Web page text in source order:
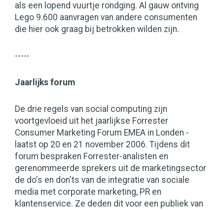
als een lopend vuurtje rondging. Al gauw ontving
Lego 9.600 aanvragen van andere consumenten
die hier ook graag bij betrokken wilden zijn.
-----
Jaarlijks forum
De drie regels van social computing zijn
voortgevloeid uit het jaarlijkse Forrester
Consumer Marketing Forum EMEA in Londen -
laatst op 20 en 21 november 2006. Tijdens dit
forum bespraken Forrester-analisten en
gerenommeerde sprekers uit de marketingsector
de do's en don'ts van de integratie van sociale
media met corporate marketing, PR en
klantenservice. Ze deden dit voor een publiek van